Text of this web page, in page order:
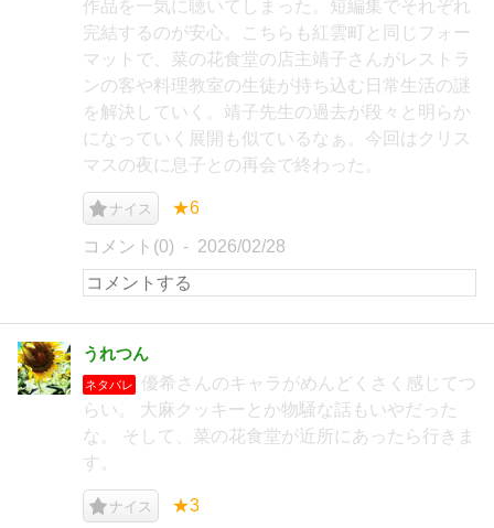
作品を一気に聴いてしまった。短編集でそれぞれ
完結するのが安心。こちらも紅雲町と同じフォー
マットで、菜の花食堂の店主靖子さんがレストラ
ンの客や料理教室の生徒が持ち込む日常生活の謎
を解決していく。靖子先生の過去が段々と明らか
になっていく展開も似ているなぁ。今回はクリス
マスの夜に息子との再会で終わった。
ナイス ★6
コメント(0) 2026/02/28
うれつん
ネタバレ
優希さんのキャラがめんどくさく感じてつ
らい。 大麻クッキーとか物騒な話もいやだった
な。 そして、菜の花食堂が近所にあったら行きま
す。
ナイス ★3